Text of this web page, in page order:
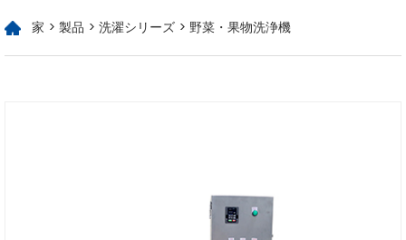
家 > 製品 > 洗濯シリーズ > 野菜・果物洗浄機